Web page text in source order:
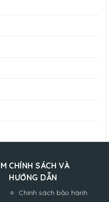
CHÍNH SÁCH VÀ
HƯỚNG DẪN
Chính sách bảo hành